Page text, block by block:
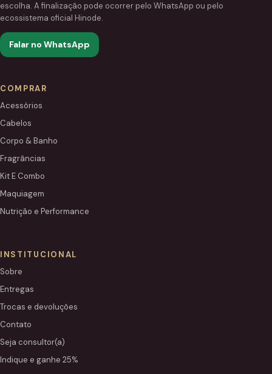
escolha. A finalização pode ocorrer pelo WhatsApp ou pelo
ecossistema oficial Hinode.
Falar no WhatsApp
COMPRAR
Acessórios
Cabelos
Corpo & Banho
Fragrâncias
Kit E Combo
Maquiagem
Nutrição e Performance
INSTITUCIONAL
Sobre
Entregas
Trocas e devoluções
Contato
Seja consultor(a)
Indique e ganhe 25%